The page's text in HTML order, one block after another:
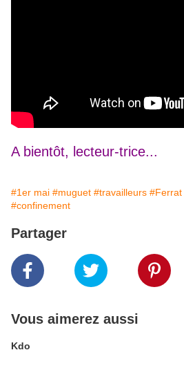
A bientôt, lecteur-trice...
#1er mai #muguet #travailleurs #Ferrat
#confinement
Partager
Vous aimerez aussi
Kdo